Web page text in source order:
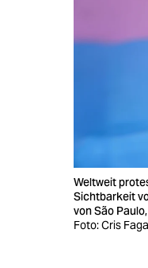
unterstützen
Weltweit
Sichtbarkeit
von São
Foto: Cris